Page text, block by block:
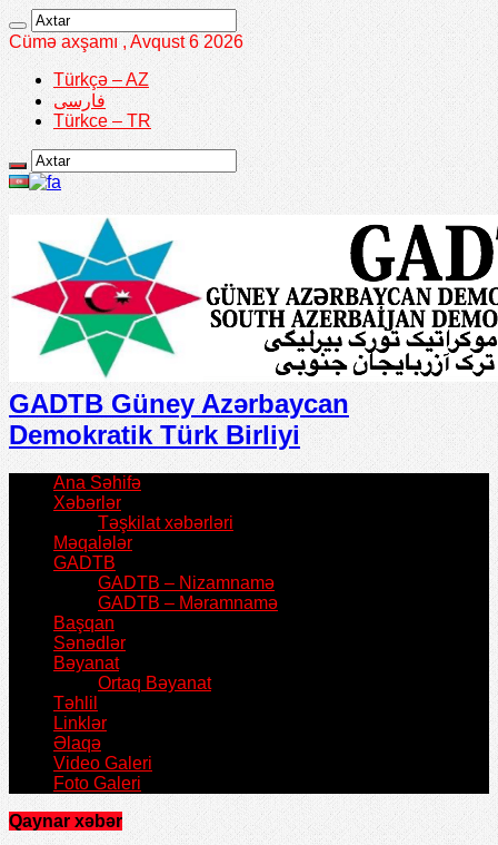
Cümə axşamı , Avqust 6 2026
Türkçə – AZ
فارسی
Türkce – TR
GADTB Güney Azərbaycan
Demokratik Türk Birliyi
Ana Səhifə
Xəbərlər
Təşkilat xəbərləri
Məqalələr
GADTB
GADTB – Nizamnamə
GADTB – Məramnamə
Başqan
Sənədlər
Bəyanat
Ortaq Bəyanat
Təhlil
Linklər
Əlaqə
Video Galeri
Foto Galeri
Qaynar xəbər